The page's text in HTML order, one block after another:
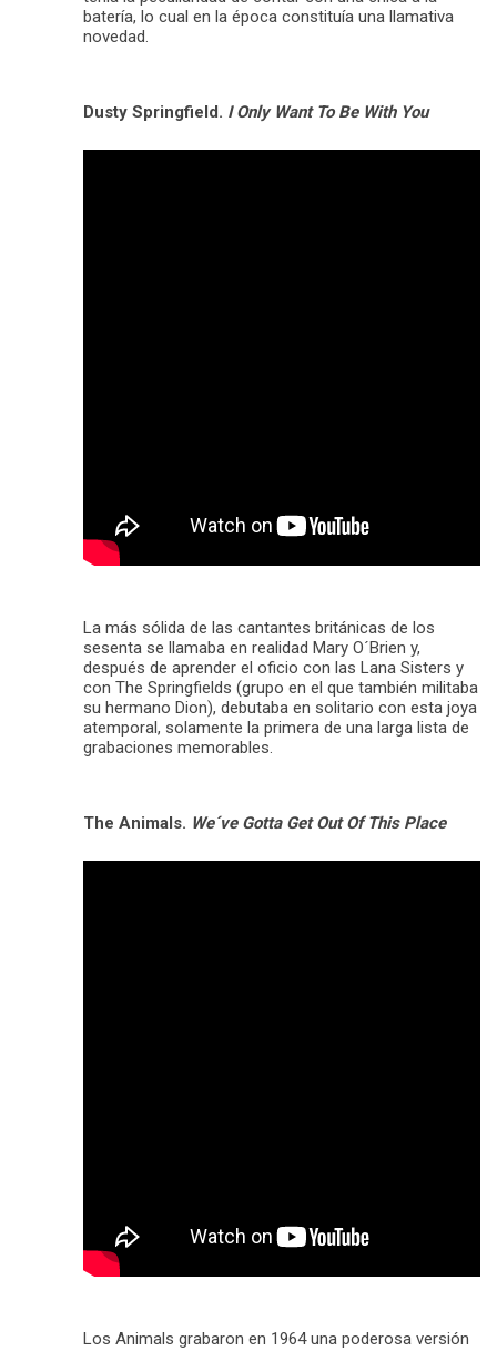
batería, lo cual en la época constituía una llamativa
novedad.
Dusty Springfield. I Only Want To Be With You
La más sólida de las cantantes británicas de los
sesenta se llamaba en realidad Mary O´Brien y,
después de aprender el oficio con las Lana Sisters y
con The Springfields (grupo en el que también militaba
su hermano Dion), debutaba en solitario con esta joya
atemporal, solamente la primera de una larga lista de
grabaciones memorables.
The Animals. We´ve Gotta Get Out Of This Place
Los Animals grabaron en 1964 una poderosa versión